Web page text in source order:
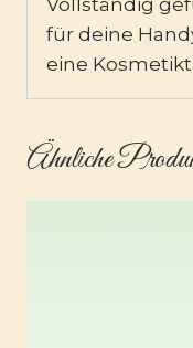
für deine
eine
Ähnliche